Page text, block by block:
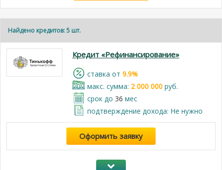
Найдено кредитов: 5 шт.
Кредит «Рефинансирование»
cтавка от 9.9%
макс. сумма: 2 000 000руб.
срок до 36 мес
подтверждение дохода: Не нужно
Оформить заявку